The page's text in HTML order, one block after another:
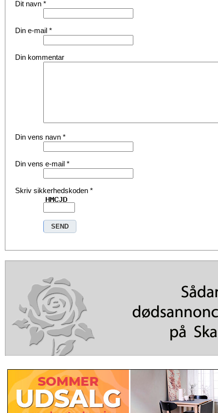
Dit navn *
Din e-mail *
Din kommentar
Din vens navn *
Din vens e-mail *
Skriv sikkerhedskoden *